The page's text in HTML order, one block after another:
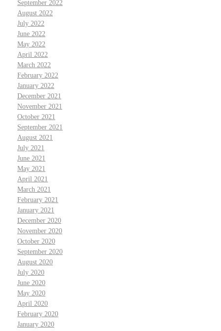
September 2022
August 2022
July 2022
June 2022
May 2022
April 2022
March 2022
February 2022
January 2022
December 2021
November 2021
October 2021
September 2021
August 2021
July 2021
June 2021
May 2021
April 2021
March 2021
February 2021
January 2021
December 2020
November 2020
October 2020
September 2020
August 2020
July 2020
June 2020
May 2020
April 2020
February 2020
January 2020